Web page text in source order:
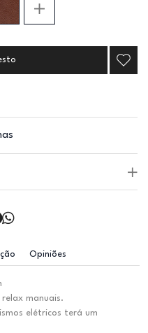
Opiniões
manuais.
elétricos terá um